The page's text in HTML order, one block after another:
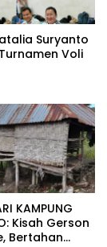
Suryanto
Voli
KAMPUNG
Kisah Gerson
Bertahan